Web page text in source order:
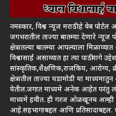
नमस्कार, विश्व न्यूज मराठी हे वेब
जगभरातील ताज्या बातम्या देणारे न्यूज
क्षेत्रातल्या बातम्या आपल्याला
विश्वासार्ह असाव्यात हा त्या पाठीमागे
सांस्कृतिक,शैक्षणिक,राजकिय, आरोग्य,
क्षेत्रातील ताज्या घडामोडी या
येतील.जगात माध्यमे अनेक आहेत परंतु
माध्यमे हवीत. ही गरज ओळखूनच आम्ही
आहे.सहभागाबद्दल आणि प्रतिसादाबद्दल.